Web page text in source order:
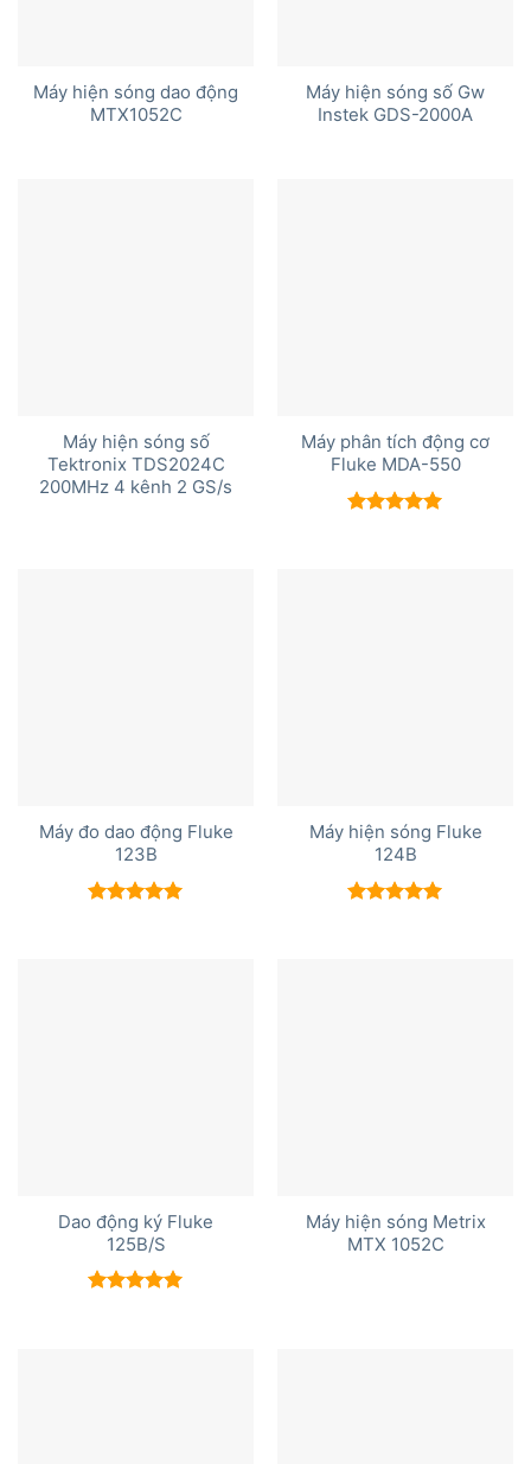
Máy hiện sóng dao động
MTX1052C
Máy hiện sóng số Gw
Instek GDS-2000A
Máy hiện sóng số
Tektronix TDS2024C
200MHz 4 kênh 2 GS/s
Máy phân tích động cơ
Fluke MDA-550
Máy đo dao động Fluke
123B
Máy hiện sóng Fluke
124B
Dao động ký Fluke
125B/S
Máy hiện sóng Metrix
MTX 1052C